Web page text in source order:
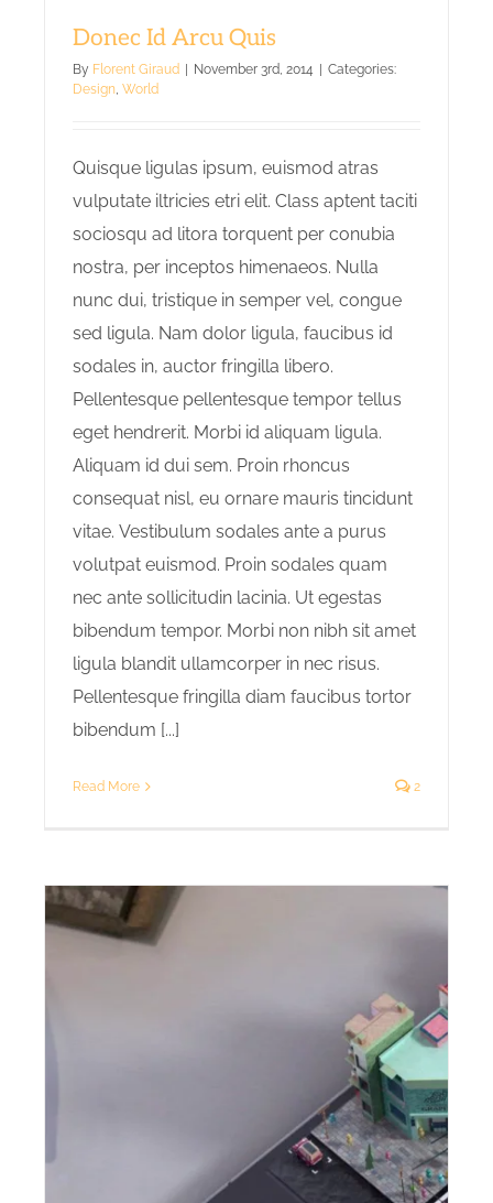
Donec Id Arcu Quis
By Florent Giraud November 3rd, 2014
Categories:
Design, World
Quisque ligulas ipsum, euismod atras
vulputate iltricies etri elit. Class aptent taciti
sociosqu ad litora torquent per conubia
nostra, per inceptos himenaeos. Nulla
nunc dui, tristique in semper vel, congue
sed ligula. Nam dolor ligula, faucibus id
sodales in, auctor fringilla libero.
Pellentesque pellentesque tempor tellus
eget hendrerit. Morbi id aliquam ligula.
Aliquam id dui sem. Proin rhoncus
consequat nisl, eu ornare mauris tincidunt
vitae. Vestibulum sodales ante a purus
volutpat euismod. Proin sodales quam
nec ante sollicitudin lacinia. Ut egestas
bibendum tempor. Morbi non nibh sit amet
ligula blandit ullamcorper in nec risus.
Pellentesque fringilla diam faucibus tortor
bibendum [...]
Read More 2